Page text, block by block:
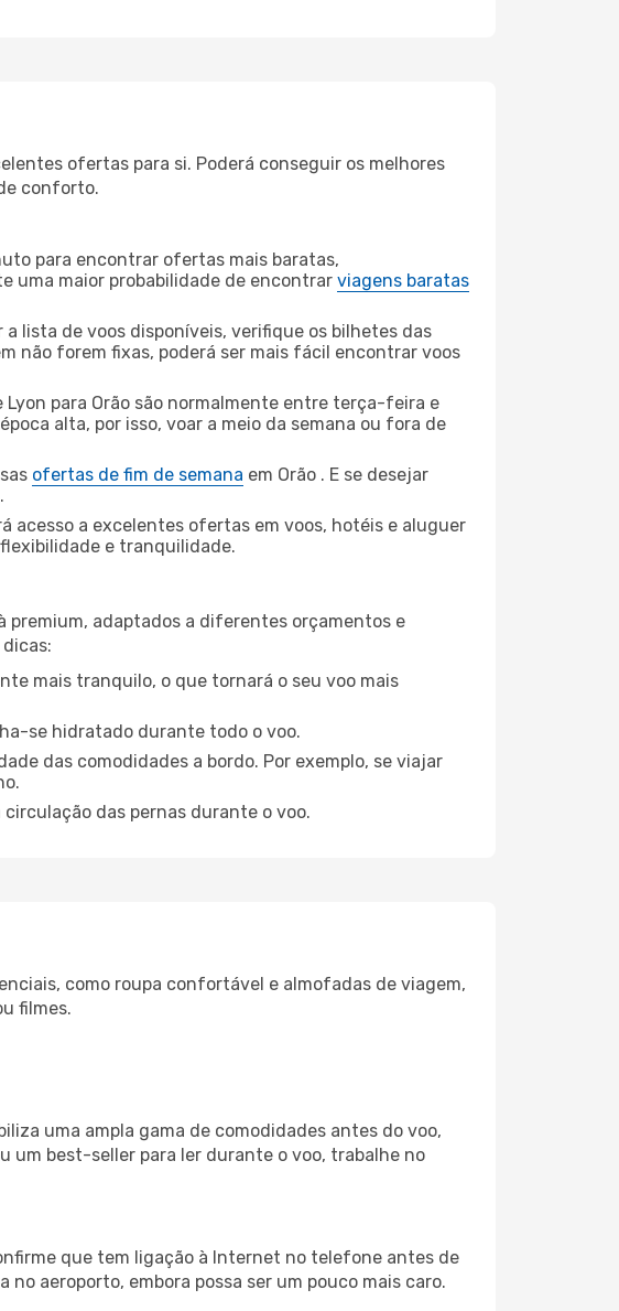
ofertas para si. Poderá conseguir os melhores
conforto.
para encontrar ofertas mais baratas,
uma maior probabilidade de encontrar viagens baratas
lista de voos disponíveis, verifique os bilhetes das
não forem fixas, poderá ser mais fácil encontrar voos
Lyon para Orão são normalmente entre terça-feira e
alta, por isso, voar a meio da semana ou fora de
ofertas de fim de semana em Orão . E se desejar
acesso a excelentes ofertas em voos, hotéis e aluguer
e tranquilidade.
premium, adaptados a diferentes orçamentos e
mais tranquilo, o que tornará o seu voo mais
se hidratado durante todo o voo.
das comodidades a bordo. Por exemplo, se viajar
das pernas durante o voo.
como roupa confortável e almofadas de viagem,
filmes.
uma ampla gama de comodidades antes do voo,
um best-seller para ler durante o voo, trabalhe no
que tem ligação à Internet no telefone antes de
aeroporto, embora possa ser um pouco mais caro.